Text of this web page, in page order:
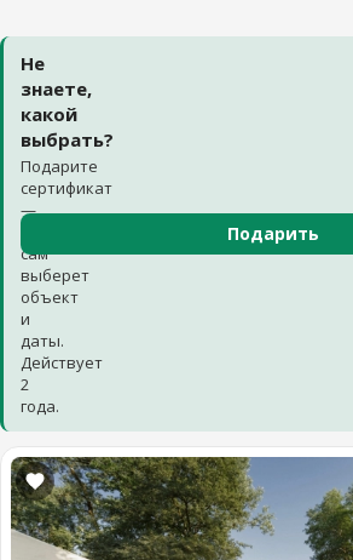
Не
знаете,
какой
выбрать?
Подарите
сертификат
—
сам
выберет
объект
и
даты.
Действует
2
года.
Подарить